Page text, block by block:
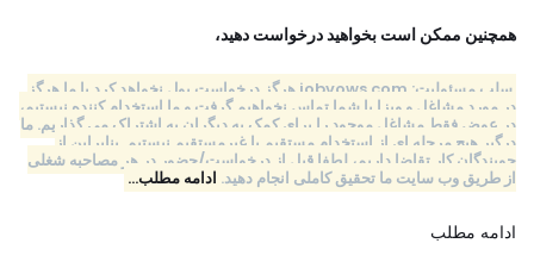
همچنین ممکن است بخواهید درخواست دهید،
سلب مسئولیت: jobvows.com هرگز درخواست پول نخواهد کرد یا ما هرگز
در مورد مشاغل و ویزا با شما تماس نخواهیم گرفت و ما استخدام کننده نیستیم،
در عوض فقط مشاغل موجود را برای کمک به دیگران به اشتراک می گذاریم. ما
درگیر هیچ مرحله ای از استخدام مستقیم یا غیرمستقیم نیستیم. بنابراین از
جویندگان کار تقاضا داریم، لطفا قبل از درخواست/حضور در هر مصاحبه شغلی
از طریق وب سایت ما تحقیق کاملی انجام دهید. ادامه مطلب…
ادامه مطلب